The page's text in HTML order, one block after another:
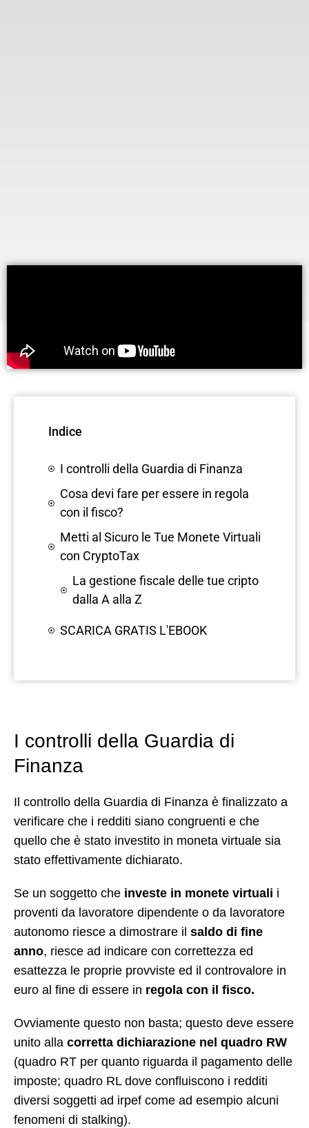
Indice
I controlli della Guardia di Finanza
Cosa devi fare per essere in regola
con il fisco?
Metti al Sicuro le Tue Monete Virtuali
con CryptoTax
La gestione fiscale delle tue cripto
dalla A alla Z
SCARICA GRATIS L'EBOOK
I controlli della Guardia di
Finanza
Il controllo della Guardia di Finanza è finalizzato a
verificare che i redditi siano congruenti e che
quello che è stato investito in moneta virtuale sia
stato effettivamente dichiarato.
Se un soggetto che investe in monete virtuali i
proventi da lavoratore dipendente o da lavoratore
autonomo riesce a dimostrare il saldo di fine
anno, riesce ad indicare con correttezza ed
esattezza le proprie provviste ed il controvalore in
euro al fine di essere in regola con il fisco.
Ovviamente questo non basta; questo deve essere
unito alla corretta dichiarazione nel quadro RW
(quadro RT per quanto riguarda il pagamento delle
imposte; quadro RL dove confluiscono i redditi
diversi soggetti ad irpef come ad esempio alcuni
fenomeni di stalking).